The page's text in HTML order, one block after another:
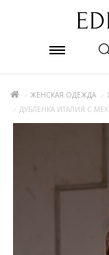
ЖЕНСКАЯ ОДЕЖДА
ДУБЛЕНКА ИТАЛИЯ С